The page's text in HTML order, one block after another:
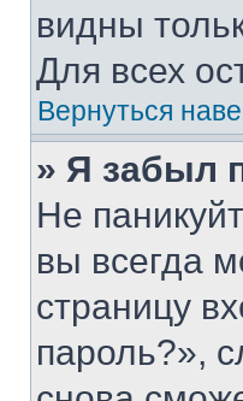
видны
Для всех
Вернуться
» Я забыл
Не
вы всегда
страницу
пароль?»,